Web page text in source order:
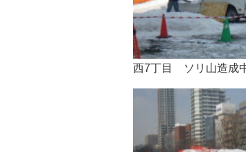
西7丁目 ソリ山造成